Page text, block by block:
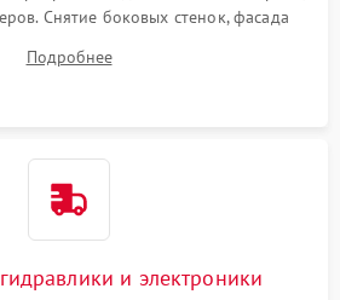
Снятие боковых стенок, фасада
насосу, ТЭНу и сливной помпе.
Подробнее
и электроники